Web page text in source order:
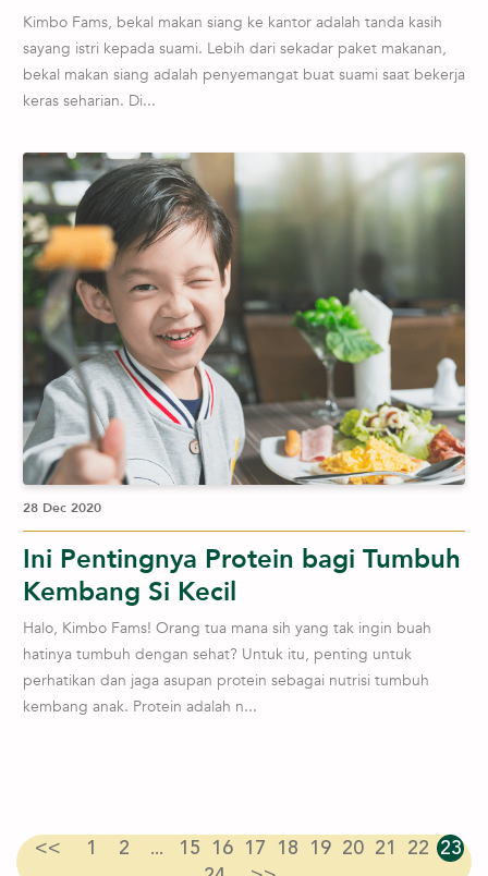
Kimbo Fams, bekal makan siang ke kantor adalah tanda kasih
sayang istri kepada suami. Lebih dari sekadar paket makanan,
bekal makan siang adalah penyemangat buat suami saat bekerja
keras seharian. Di...
28 Dec 2020
Ini Pentingnya Protein bagi Tumbuh
Kembang Si Kecil
Halo, Kimbo Fams! Orang tua mana sih yang tak ingin buah
hatinya tumbuh dengan sehat? Untuk itu, penting untuk
perhatikan dan jaga asupan protein sebagai nutrisi tumbuh
kembang anak. Protein adalah n...
<< 1 2 ... 15 16 17 18 19 20 21 22 23